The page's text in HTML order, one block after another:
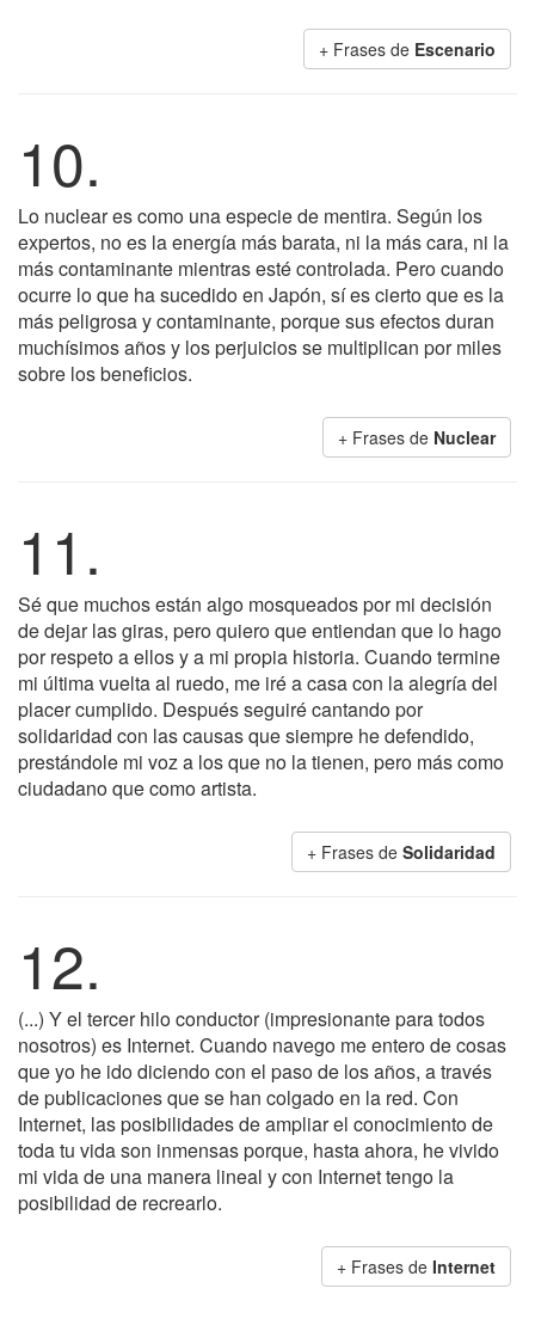
+ Frases de Escenario
10.
Lo nuclear es como una especie de mentira. Según los
expertos, no es la energía más barata, ni la más cara, ni la
más contaminante mientras esté controlada. Pero cuando
ocurre lo que ha sucedido en Japón, sí es cierto que es la
más peligrosa y contaminante, porque sus efectos duran
muchísimos años y los perjuicios se multiplican por miles
sobre los beneficios.
+ Frases de Nuclear
11.
Sé que muchos están algo mosqueados por mi decisión
de dejar las giras, pero quiero que entiendan que lo hago
por respeto a ellos y a mi propia historia. Cuando termine
mi última vuelta al ruedo, me iré a casa con la alegría del
placer cumplido. Después seguiré cantando por
solidaridad con las causas que siempre he defendido,
prestándole mi voz a los que no la tienen, pero más como
ciudadano que como artista.
+ Frases de Solidaridad
12.
(...) Y el tercer hilo conductor (impresionante para todos
nosotros) es Internet. Cuando navego me entero de cosas
que yo he ido diciendo con el paso de los años, a través
de publicaciones que se han colgado en la red. Con
Internet, las posibilidades de ampliar el conocimiento de
toda tu vida son inmensas porque, hasta ahora, he vivido
mi vida de una manera lineal y con Internet tengo la
posibilidad de recrearlo.
+ Frases de Internet